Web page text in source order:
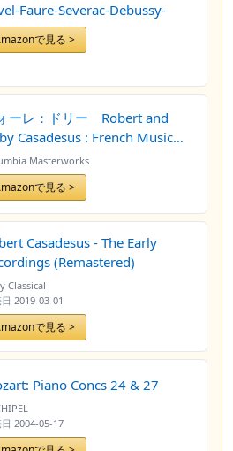
Faure-Severac-Debussy-
で見る >
ーレ：ドリー Robert and
Casadesus : French Music
Piano - Four Hands
Masterworks
で見る >
Casadesus - The Early
(Remastered)
Classical
2019-03-01
で見る >
Piano Concs 24 & 27
2004-05-17